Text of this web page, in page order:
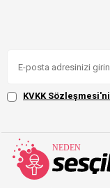
KVKK Sözleşmesi'ni